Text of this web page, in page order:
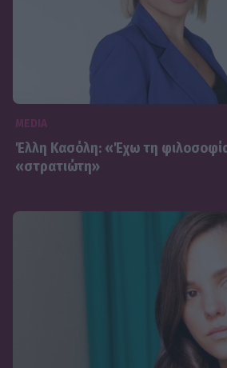
MEDIA
Έλλη Κασόλη: «Έχω τη
«στρατιώτη»